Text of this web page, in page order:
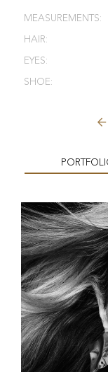
MEASUREMENTS:
HAIR:
EYES:
SHOE: